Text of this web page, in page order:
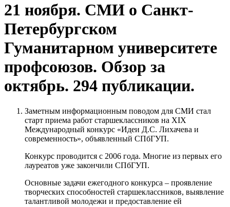
21 ноября. СМИ о Санкт-
Петербургском
Гуманитарном университете
профсоюзов. Обзор за
октябрь. 294 публикации.
Заметным информационным поводом для СМИ стал
старт приема работ старшеклассников на XIX
Международный конкурс «Идеи Д.С. Лихачева и
современность», объявленный СПбГУП.
Конкурс проводится с 2006 года. Многие из первых его
лауреатов уже закончили СПбГУП.
Основные задачи ежегодного конкурса – проявление
творческих способностей старшеклассников, выявление
талантливой молодежи и предоставление ей